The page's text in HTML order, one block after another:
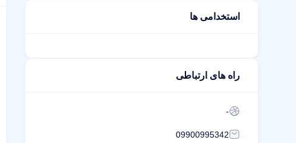
استخدامی ها
راه های ارتباطی
-
09900995342